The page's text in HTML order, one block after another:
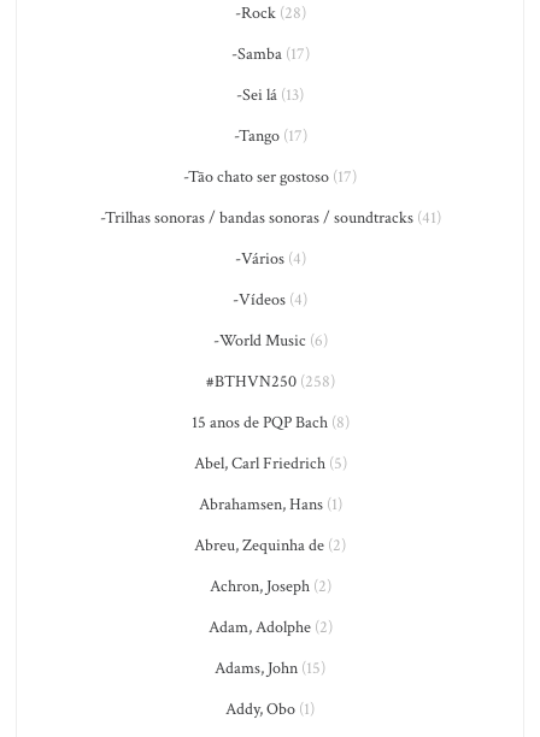
-Rock(28)
-Samba(17)
-Sei lá (13)
-Tango(17)
-Tão chato ser gostoso (17)
-Trilhas sonoras / bandas sonoras / soundtracks(41)
-Vários(4)
-Vídeos (4)
-World Music (6)
#BTHVN250(258)
15 anos de PQP Bach(8)
Abel, Carl Friedrich(5)
Abrahamsen, Hans(1)
Abreu, Zequinha de (2)
Achron, Joseph(2)
Adam, Adolphe(2)
Adams, John (15)
Addy, Obo (1)